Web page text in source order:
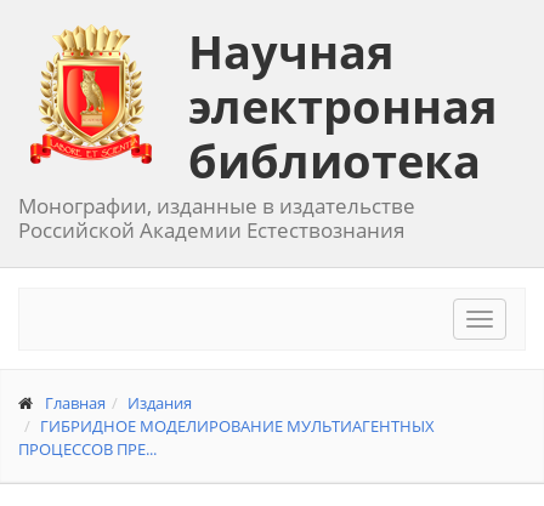
Научная
электронная
библиотека
Монографии, изданные в издательстве
Российской Академии Естествознания
Toggle
Главная
Издания
ГИБРИДНОЕ МОДЕЛИРОВАНИЕ МУЛЬТИАГЕНТНЫХ
ПРОЦЕССОВ ПРЕ...